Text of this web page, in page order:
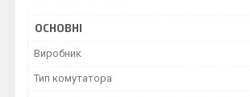
ОСНОВНІ
Виробник
Тип комутатора